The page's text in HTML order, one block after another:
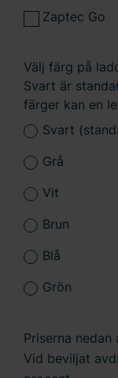
Zaptec Go
Välj färg på
Svart är
färger kan en
Svart
Grå
Vit
Brun
Blå
Grön
Priserna
Vid beviljat